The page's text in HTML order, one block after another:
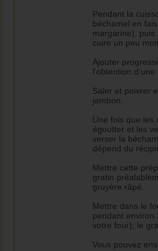
Pendant la
béchamel en
margarine), puis
cuire un peu
Ajouter
l'obtention d'une
Saler et poivrer
jambon.
Une fois que les
égoutter et les
verser la
dépend du
Mettre cette
gratin
gruyère râpé.
Mettre dans le
pendant environ
votre four); le
Vous pouvez